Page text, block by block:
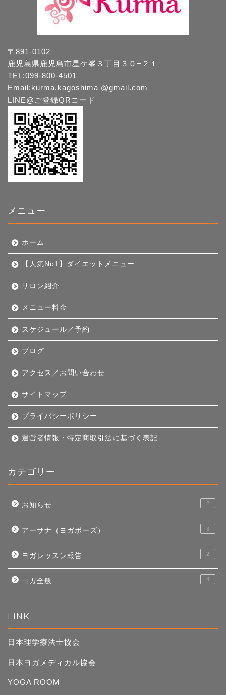
〒891-0102
鹿児島県鹿児島市星ケ峯３丁目３０−２１
TEL:099-800-4501
Email:kurma.kagoshima @gmail.com
LINE@ご登録QRコード
メニュー
ホーム
【人気No1】ダイエットメニュー
サロン紹介
メニュー料金
スケジュール／予約
ブログ
アクセス／お問い合わせ
サイトマップ
プライバシーポリシー
運営者情報・特定商取引法に基づく表記
カテゴリー
お知らせ 2
アーサナ（ヨガポーズ） 3
ヨガレッスン報告 2
ヨガ全般 4
LINK
日本理学療法士協会
日本ヨガメディカル協会
YOGA ROOM